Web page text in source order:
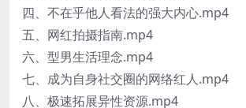
四、不在乎他人看法的强大内心.mp4
五、网红拍摄指南.mp4
六、型男生活理念.mp4
七、成为自身社交圈的网络红人.mp4
八、极速拓展异性资源.mp4